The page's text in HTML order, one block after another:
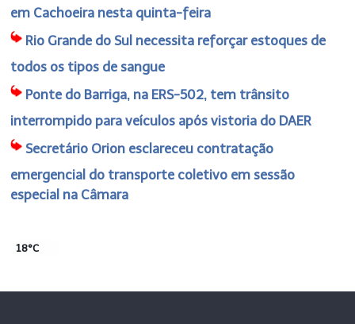
em Cachoeira nesta quinta-feira
Rio Grande do Sul necessita reforçar estoques de
todos os tipos de sangue
Ponte do Barriga, na ERS-502, tem trânsito
interrompido para veículos após vistoria do DAER
Secretário Orion esclareceu contratação
emergencial do transporte coletivo em sessão
especial na Câmara
18°C